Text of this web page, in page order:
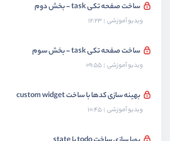
ساخت صفحه تکی task - بخش دوم
ویدیو آموزشی 12:23
ساخت صفحه تکی task - بخش سوم
ویدیو آموزشی 09:55
بهینه سازی کدها با ساخت custom widget
ویدیو آموزشی 10:45